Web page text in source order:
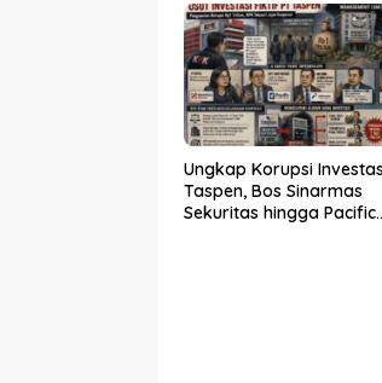
Ungkap Korupsi
Taspen, Bos Sinarmas
Sekuritas hingga Pacific